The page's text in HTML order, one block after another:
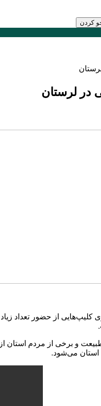
در لرستان
از حضور تعداد
و برخی از مردم استان
می‌شود.